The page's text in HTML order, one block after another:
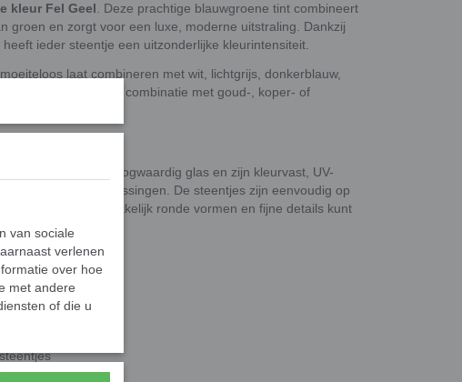
kleur Fel Geel . Deze prachtige blauwgroene tint combineert
groen en zorgt voor een luxe, moderne uitstraling. Dankzij
ieder steentje een uitzonderlijke kleurintensiteit.
laat combineren met wit, lichtgrijs, donkerblauw,
natuurtinten. Ook in combinatie met goud-, koper- of
zijn gemaakt van hoogwaardig glas en zijn kleurvast, UV-
als buitentoepassingen. De steentjes zijn eenvoudig op
waardoor je gemakkelijk ronde vormen en fijne details kunt
van sociale
verlenen
over hoe
met andere
of die u